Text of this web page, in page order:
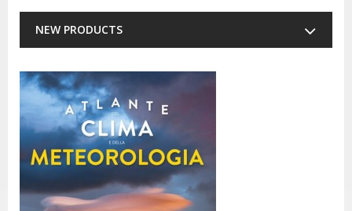
NEW PRODUCTS